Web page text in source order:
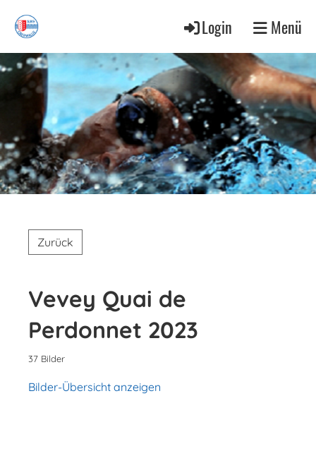
Login Menü
Zurück
Vevey Quai de
Perdonnet 2023
37 Bilder
Bilder-Übersicht anzeigen